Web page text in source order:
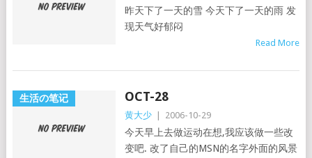
昨天下了一天的雪 今天下了一天的雨 发
现天气好郁闷
Read More
生活の笔记 OCT-28
黄大少 2006-10-29
今天早上去做运动在想,我应该做一些改
变吧. 改了自己的MSN的名字外面的风景